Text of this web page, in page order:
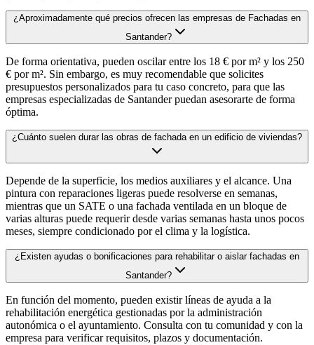
¿Aproximadamente qué precios ofrecen las empresas de Fachadas en
Santander?
De forma orientativa, pueden oscilar entre los 18 € por m² y los 250
€ por m². Sin embargo, es muy recomendable que solicites
presupuestos personalizados para tu caso concreto, para que las
empresas especializadas de Santander puedan asesorarte de forma
óptima.
¿Cuánto suelen durar las obras de fachada en un edificio de viviendas?
Depende de la superficie, los medios auxiliares y el alcance. Una
pintura con reparaciones ligeras puede resolverse en semanas,
mientras que un SATE o una fachada ventilada en un bloque de
varias alturas puede requerir desde varias semanas hasta unos pocos
meses, siempre condicionado por el clima y la logística.
¿Existen ayudas o bonificaciones para rehabilitar o aislar fachadas en
Santander?
En función del momento, pueden existir líneas de ayuda a la
rehabilitación energética gestionadas por la administración
autonómica o el ayuntamiento. Consulta con tu comunidad y con la
empresa para verificar requisitos, plazos y documentación.